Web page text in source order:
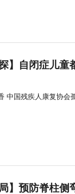
探】自闭症儿
中国残疾人康复协会
】预防脊柱侧